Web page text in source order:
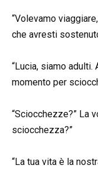
“Volevamo
che avresti
“Lucia, siamo
momento per
“Sciocchezze?” La
sciocchezza?”
“La tua vita è la